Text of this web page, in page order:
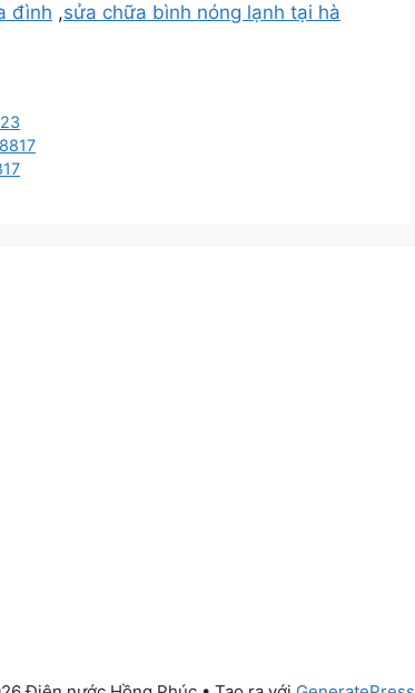
đình ,sửa chữa bình nóng lạnh tại hà